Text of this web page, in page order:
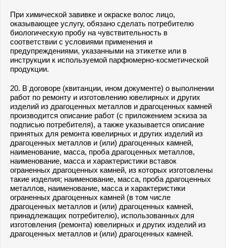
При химической завивке и окраске волос лицо,
оказывающее услугу, обязано сделать потребителю
биологическую пробу на чувствительность в
соответствии с условиями применения и
предупреждениями, указанными на этикетке или в
инструкции к используемой парфюмерно-косметической
продукции.
20. В договоре (квитанции, ином документе) о выполнении
работ по ремонту и изготовлению ювелирных и других
изделий из драгоценных металлов и драгоценных камней
производится описание работ (с приложением эскиза за
подписью потребителя), а также указывается описание
принятых для ремонта ювелирных и других изделий из
драгоценных металлов и (или) драгоценных камней,
наименование, масса, проба драгоценных металлов,
наименование, масса и характеристики вставок
ограненных драгоценных камней, из которых изготовлены
такие изделия; наименование, масса, проба драгоценных
металлов, наименование, масса и характеристики
ограненных драгоценных камней (в том числе
драгоценных металлов и (или) драгоценных камней,
принадлежащих потребителю), использованных для
изготовления (ремонта) ювелирных и других изделий из
драгоценных металлов и (или) драгоценных камней.